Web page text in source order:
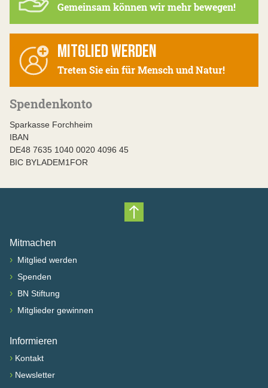
Gemeinsam können wir mehr bewegen!
MITGLIED WERDEN
Treten Sie ein für Mensch und Natur!
Spendenkonto
Sparkasse Forchheim
IBAN
DE48 7635 1040 0020 4096 45
BIC BYLADEM1FOR
Nach oben scrollen
Mitmachen
› Mitglied werden
› Spenden
› BN Stiftung
› Mitglieder gewinnen
Informieren
› Kontakt
› Newsletter